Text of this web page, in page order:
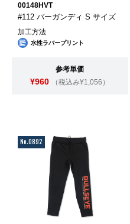
00148HVT
#112 バーガンディ S サイズ
加工方法
水性ラバープリント
参考単価
¥960 （税込み¥1,056）
No.0892